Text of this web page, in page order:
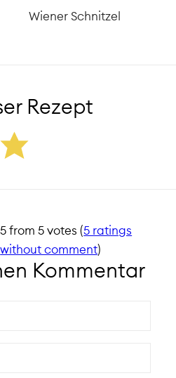
Wiener Schnitzel
Rezept
5 from 5 votes (5 ratings
without comment)
Kommentar